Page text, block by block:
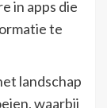
in apps die
te
landschap
waarbij